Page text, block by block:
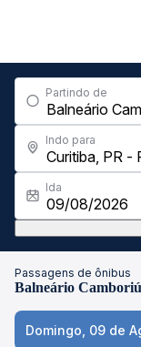
Partindo de
Indo para
Ida
Passagens de ônibus
Balneário Camboriú
Domingo, 09 de